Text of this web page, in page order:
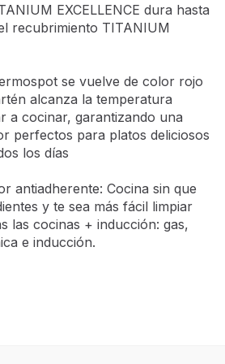
EXCELLENCE dura hasta
recubrimiento TITANIUM
se vuelve de color rojo
alcanza la temperatura
a cocinar, garantizando una
perfectos para platos deliciosos
los días
antiadherente: Cocina sin que
y te sea más fácil limpiar
las cocinas + inducción: gas,
e inducción.